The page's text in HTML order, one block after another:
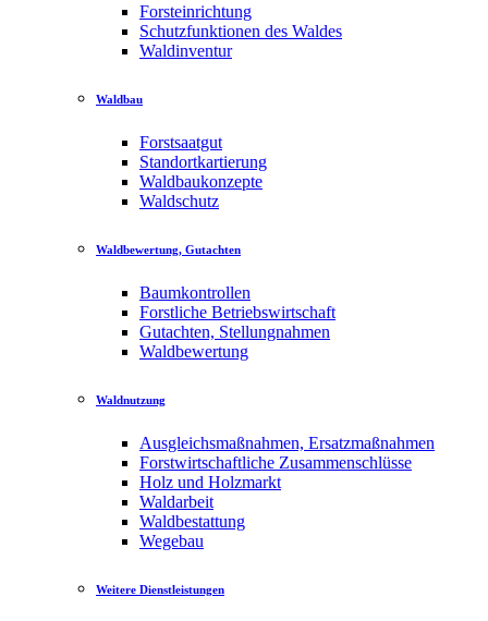
Forsteinrichtung
Schutzfunktionen des Waldes
Waldinventur
Waldbau
Forstsaatgut
Standortkartierung
Waldbaukonzepte
Waldschutz
Waldbewertung, Gutachten
Baumkontrollen
Forstliche Betriebswirtschaft
Gutachten, Stellungnahmen
Waldbewertung
Waldnutzung
Ausgleichsmaßnahmen, Ersatzmaßnahmen
Forstwirtschaftliche Zusammenschlüsse
Holz und Holzmarkt
Waldarbeit
Waldbestattung
Wegebau
Weitere Dienstleistungen